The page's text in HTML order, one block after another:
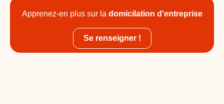
Apprenez-en plus sur la domicilation d'entreprise
Se renseigner !